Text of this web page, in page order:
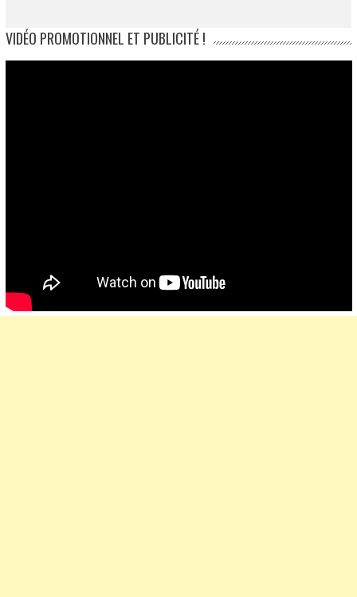
VIDÉO PROMOTIONNEL ET PUBLICITÉ !